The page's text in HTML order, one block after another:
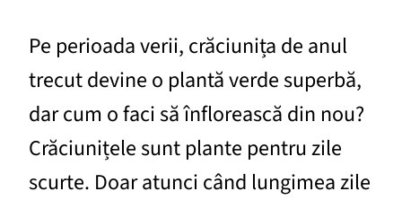
Pe perioada verii, crăciunița de anul
trecut devine o plantă verde superbă,
dar cum o faci să înflorească din nou?
Crăciunițele sunt plante pentru zile
scurte. Doar atunci când lungimea zile